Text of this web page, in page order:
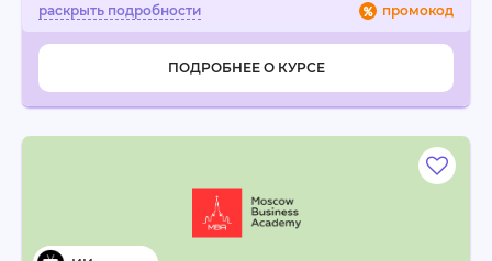
промокод
ПОДРОБНЕЕ О КУРСЕ